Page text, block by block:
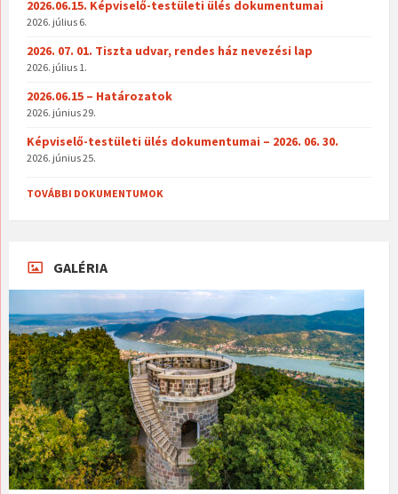
2026.06.15. Képviselő-testületi ülés dokumentumai
2026. július 6.
2026. 07. 01. Tiszta udvar, rendes ház nevezési lap
2026. július 1.
2026.06.15 – Határozatok
2026. június 29.
Képviselő-testületi ülés dokumentumai – 2026. 06. 30.
2026. június 25.
TOVÁBBI DOKUMENTUMOK
GALÉRIA